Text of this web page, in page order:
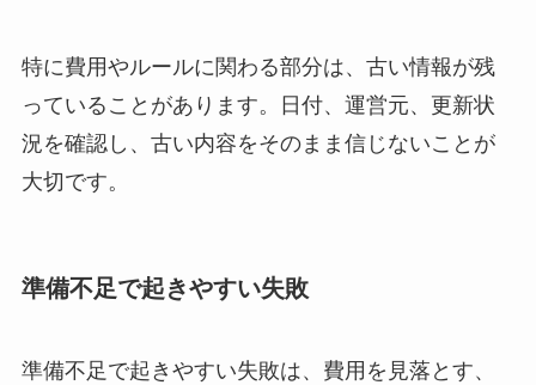
特に費用やルールに関わる部分は、古い情報が残
っていることがあります。日付、運営元、更新状
況を確認し、古い内容をそのまま信じないことが
大切です。
準備不足で起きやすい失敗
準備不足で起きやすい失敗は、費用を見落とす、